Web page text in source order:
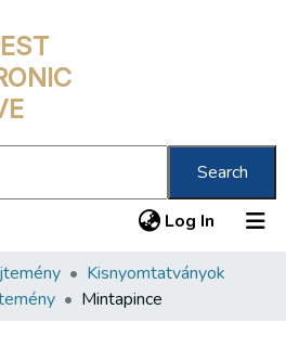
Search
Log In (current)
Kisnyomtatványok
Mintapince